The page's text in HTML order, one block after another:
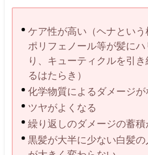
ケア性が高い（ヘナとい
ポリフェノール等が髪に
り、キューティクルを引
るはたらき）
化学物質によるダメージが
ツヤがよくなる
繰り返しのダメージの蓄積
黒髪が大半に少ない白髪の